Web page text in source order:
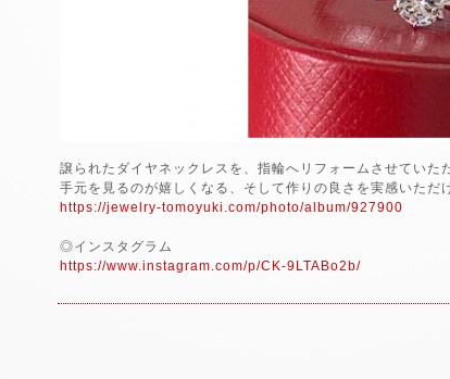
譲られたダイヤネックレスを、指輪へリフォームさせていた
手元を見るのが嬉しくなる、そして作りの良さを実感いただ
https://jewelry-tomoyuki.com/photo/album/927900
◎インスタグラム
https://www.instagram.com/p/CK-9LTABo2b/